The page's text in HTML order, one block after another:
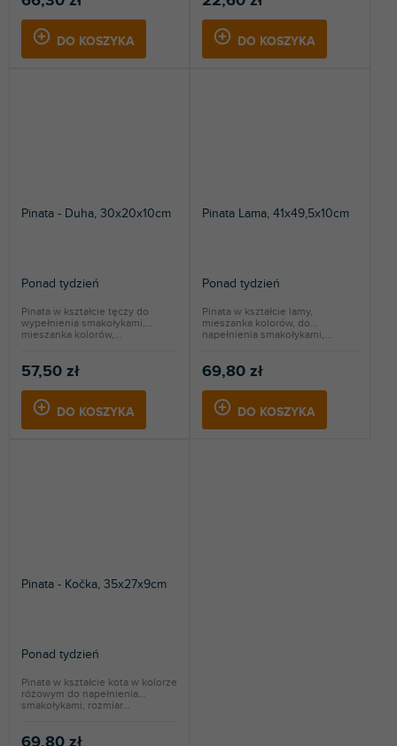
DO KOSZYKA DO KOSZYKA
Pinata - Duha, 30x20x10cm
Ponad tydzień
57,50 zł
DO KOSZYKA
Pinata w kształcie tęczy do
wypełnienia smakołykami,
mieszanka kolorów,...
Pinata Lama, 41x49,5x10cm
Ponad tydzień
69,80 zł
DO KOSZYKA
Pinata w kształcie lamy,
mieszanka kolorów, do
napełnienia smakołykami,...
Pinata - Kočka, 35x27x9cm
Ponad tydzień
Pinata w kształcie kota w kolorze
różowym do napełnienia
smakołykami, rozmiar...